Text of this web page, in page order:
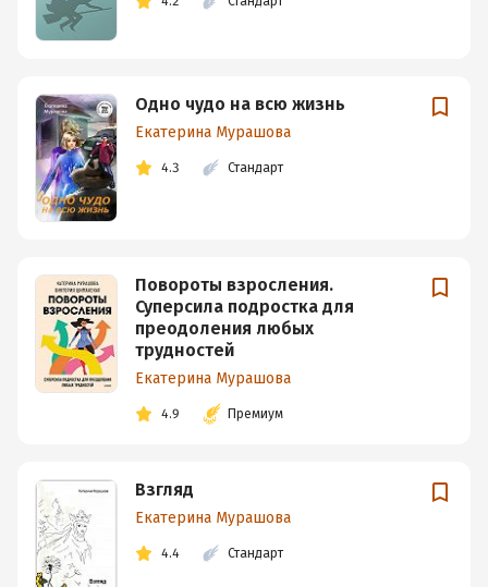
Одно чудо на всю жизнь
Екатерина Мурашова
4.3 Стандарт
Повороты взросления.
Суперсила подростка для
преодоления любых
трудностей
Екатерина Мурашова
4.9 Премиум
Взгляд
Екатерина Мурашова
4.4 Стандарт